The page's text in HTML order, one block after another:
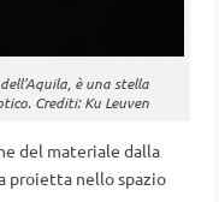
è una stella
Crediti: Ku Leuven
del materiale dalla
proietta nello spazio